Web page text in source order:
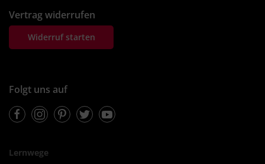
Vertrag widerrufen
Widerruf starten
Folgt uns auf
FacebookInstagramPinterestTwitterYoutube
Lernwege